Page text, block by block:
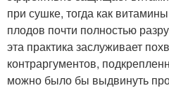
при сушке, тогда как
плодов почти полностью
эта практика заслуживает
контраргументов,
можно было бы выдвинуть